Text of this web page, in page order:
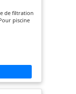
de filtration
piscine